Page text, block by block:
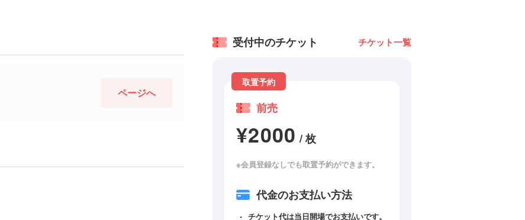
ページへ
受付中のチケット チケット一覧
取置予約
前売
¥2000 / 枚
※会員登録なしでも取置予約ができます。
代金のお支払い方法
チケット代は当日開場でお支払いです。